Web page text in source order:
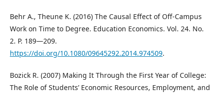
Behr A., Theune K. (2016) The Causal Effect of Off-Campus
Work on Time to Degree. Education Economics. Vol. 24. No.
2. P. 189—209.
https://doi.org/10.1080/09645292.2014.974509.
Bozick R. (2007) Making It Through the First Year of College:
The Role of Students’ Economic Resources, Employment, and